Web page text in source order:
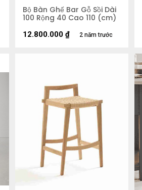
Bộ Bàn Ghế Bar Gỗ Sồi Dài
100 Rộng 40 Cao 110 (cm)
2 năm trước
12.800.000 ₫